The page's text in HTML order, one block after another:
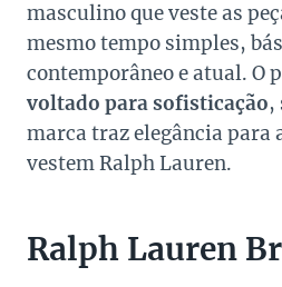
masculino que veste as
mesmo tempo simples,
contemporâneo e atual. O
voltado para sofisticação,
marca traz elegância para
vestem Ralph Lauren.
Ralph Lauren